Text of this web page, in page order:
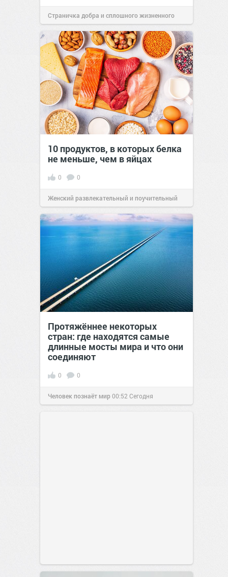
Страничка добра и сплошного жизненного
позитива!00:28Сегодня
10 продуктов, в которых белка
не меньше, чем в яйцах
0 0
Женский развлекательный и поучительный
сайт. 23:42Вчера
Протяжённее некоторых
стран: где находятся самые
длинные мосты мира и что они
соединяют
0 0
Человек познаёт мир00:52 Сегодня